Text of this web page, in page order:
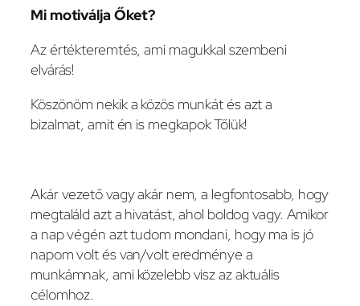
Mi motiválja Őket?
Az értékteremtés, ami magukkal szembeni
elvárás!
Köszönöm nekik a közös munkát és azt a
bizalmat, amit én is megkapok Tőlük!
Akár vezető vagy akár nem, a legfontosabb, hogy
megtaláld azt a hivatást, ahol boldog vagy. Amikor
a nap végén azt tudom mondani, hogy ma is jó
napom volt és van/volt eredménye a
munkámnak, ami közelebb visz az aktuális
célomhoz.